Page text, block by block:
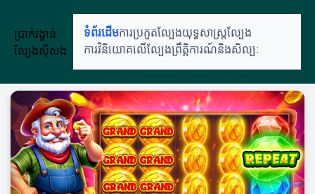
ប្រាក់រង្វាន់
ល្បែងស៊ីសង
ទំព័រដើមការប្រកួតល្បែងយុទ្ធសាស្ត្រល្បែង
ការវិនិយោគលើល្បែងព្រឹត្តិការណ៍និងសិល្បៈ